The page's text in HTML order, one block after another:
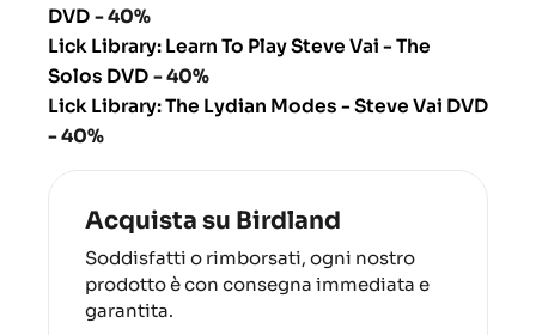
DVD - 40%
Lick Library: Learn To Play Steve Vai - The
Solos DVD - 40%
Lick Library: The Lydian Modes - Steve Vai DVD
- 40%
Acquista su Birdland
Soddisfatti o rimborsati, ogni nostro
prodotto è con consegna immediata e
garantita.